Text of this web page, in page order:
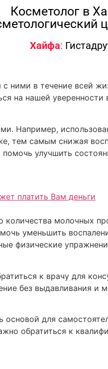
Косметолог в
Хайфа:
ними в течение всей
на нашей уверенности
Например,
тем самым снижая
улучшить
платить Вам деньги
молочных
уменьшить
физические
к врачу для
без выдавливания и
для
обратиться к